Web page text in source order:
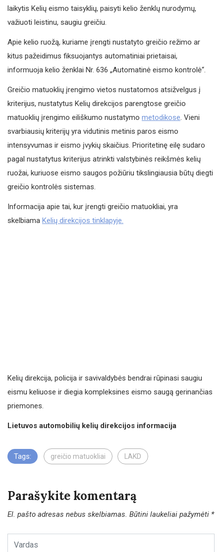
laikytis Kelių eismo taisyklių, paisyti kelio ženklų nurodymų,
važiuoti leistinu, saugiu greičiu.
Apie kelio ruožą, kuriame įrengti nustatyto greičio režimo ar
kitus pažeidimus fiksuojantys automatiniai prietaisai,
informuoja kelio ženklai Nr. 636 „Automatinė eismo kontrolė“.
Greičio matuoklių įrengimo vietos nustatomos atsižvelgus į
kriterijus, nustatytus Kelių direkcijos parengtose greičio
matuoklių įrengimo eiliškumo nustatymo metodikose. Vieni
svarbiausių kriterijų yra vidutinis metinis paros eismo
intensyvumas ir eismo įvykių skaičius. Prioritetinę eilę sudaro
pagal nustatytus kriterijus atrinkti valstybinės reikšmės kelių
ruožai, kuriuose eismo saugos požiūriu tikslingiausia būtų diegti
greičio kontrolės sistemas.
Informacija apie tai, kur įrengti greičio matuokliai, yra
skelbiama Kelių direkcijos tinklapyje.
Kelių direkcija, policija ir savivaldybės bendrai rūpinasi saugiu
eismu keliuose ir diegia kompleksines eismo saugą gerinančias
priemones.
Lietuvos automobilių kelių direkcijos informacija
Tags: greičio matuokliai LAKD
Parašykite komentarą
El. pašto adresas nebus skelbiamas. Būtini laukeliai pažymėti *